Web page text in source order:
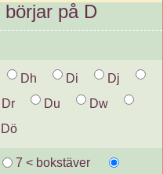
på D
Dh Di
Dj
Dr Du
Dw
Dö
7 < bokstäver